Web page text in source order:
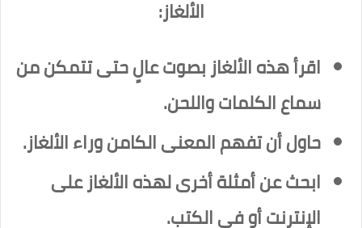
الألغاز:
اقرأ هذه الألغاز بصوت عالٍ حتى تتمكن من
سماع الكلمات واللحن.
حاول أن تفهم المعنى الكامن وراء الألغاز.
ابحث عن أمثلة أخرى لهذه الألغاز على
الإنترنت أو في الكتب.